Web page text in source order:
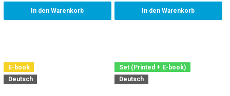
In den Warenkorb In den Warenkorb
E-book
Deutsch
Set (Printed + E-book)
Deutsch